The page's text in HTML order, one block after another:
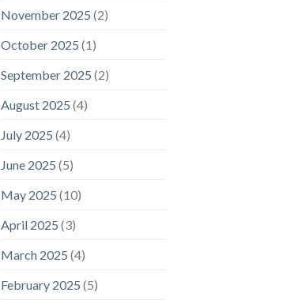
November 2025 (2)
October 2025 (1)
September 2025 (2)
August 2025 (4)
July 2025 (4)
June 2025 (5)
May 2025 (10)
April 2025 (3)
March 2025 (4)
February 2025 (5)